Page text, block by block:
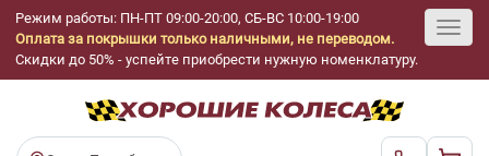
Режим работы: ПН-ПТ 09:00-20:00, СБ-ВС 10:00-19:00
Оплата за покрышки только наличными, не переводом.
Скидки до 50% - успейте приобрести нужную номенклатуру.